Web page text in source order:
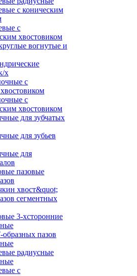
с коническим
с
хвостовиком
вогнутые и
х
с
с
хвостовиком
для зубчатых
для зубьев
для
пазовые
хвост&quot;
сегментных
3-хсторонние
пазов
радиусные
с